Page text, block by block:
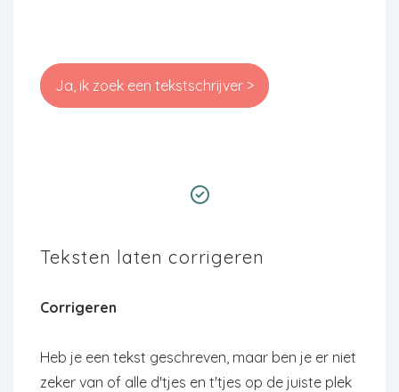
Ja, ik zoek een tekstschrijver >
Teksten laten corrigeren
Corrigeren
Heb je een tekst geschreven, maar ben je er niet
zeker van of alle d'tjes en t'tjes op de juiste plek